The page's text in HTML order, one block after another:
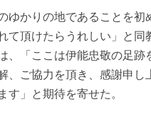
ゆかりの地であることを初
て頂けたらうれしい」と
、「ここは伊能忠敬の足跡
、ご協力を頂き、感謝申
」と期待を寄せた。